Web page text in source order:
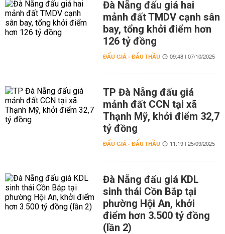
Đà Nẵng đấu giá hai
mảnh đất TMDV cạnh sân
bay, tổng khởi điểm hơn
126 tỷ đồng
ĐẤU GIÁ - ĐẤU THẦU 09:48 | 07/10/2025
TP Đà Nẵng đấu giá
mảnh đất CCN tại xã
Thạnh Mỹ, khởi điểm 32,7
tỷ đồng
ĐẤU GIÁ - ĐẤU THẦU 11:19 | 25/09/2025
Đà Nẵng đấu giá KDL
sinh thái Cồn Bắp tại
phường Hội An, khởi
điểm hơn 3.500 tỷ đồng
(lần 2)